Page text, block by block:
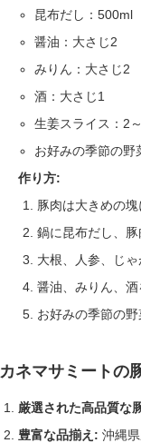
昆布だし：500ml
醤油：大さじ2
みりん：大さじ2
酒：大さじ1
生姜スライス：2
お好みの季節の野
作り方:
豚肉は大きめの
鍋に昆布だし、
大根、人参、じ
醤油、みりん、酒
お好みの季節の
カネマサミートの
厳選された高品質な
豊富な品揃え: 沖縄